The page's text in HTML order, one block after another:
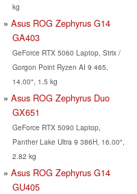
kg
Asus ROG Zephyrus G14
GA403
GeForce RTX 5060 Laptop, Strix /
Gorgon Point Ryzen AI 9 465,
14.00", 1.5 kg
Asus ROG Zephyrus Duo
GX651
GeForce RTX 5090 Laptop,
Panther Lake Ultra 9 386H, 16.00",
2.82 kg
Asus ROG Zephyrus G14
GU405